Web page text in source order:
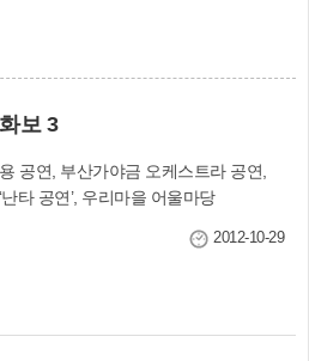
보 3
난타 공연’, 우리마을 어울마당
2012-10-29